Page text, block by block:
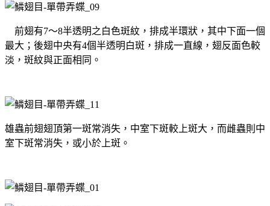
前翅有7～8半透明之白色斑紋，排成半環狀，其中下面一個
最大；後翅中央有4個半透明白斑，排成一直線，翅反面色較
淡，斑紋與正面相同。
雄蟲前翅翅頂第一斑常消失，中室下斑較上斑大，而雌蟲則中
室下斑常消失，或小於上斑。